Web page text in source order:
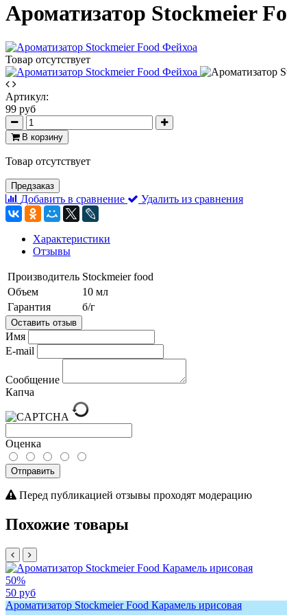
Ароматизатор Stockmeier
Товар отсутствует
Артикул:
99 руб
В корзину
Товар отсутствует
Предзаказ
Добавить в сравнение Удалить из сравнения
Характеристики
Отзывы
Производитель Stockmeier food
Объем
10 мл
Гарантия
б/г
Оставить отзыв
Имя
E-mail
Сообщение
Капча
Оценка
Отправить
Перед публикацией отзывы проходят модерацию
Похожие товары
50%
50 руб
Ароматизатор Stockmeier Food Карамель ирисовая